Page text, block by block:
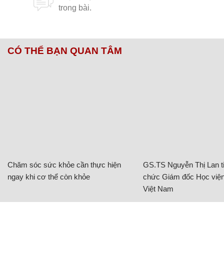
CÓ THỂ BẠN QUAN TÂM
Chăm sóc sức khỏe cần thực hiện
ngay khi cơ thể còn khỏe
GS.TS Nguyễn Thị Lan
chức Giám đốc Học
Việt Nam